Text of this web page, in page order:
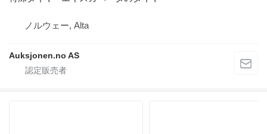
ノルウェー, Alta
Auksjonen.no AS